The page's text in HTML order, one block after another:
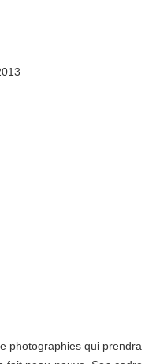
photographies qui prendra